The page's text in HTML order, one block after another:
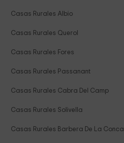
Casas Rurales Albio
Casas Rurales Querol
Casas Rurales Fores
Casas Rurales Passanant
Casas Rurales Cabra Del Camp
Casas Rurales Solivella
Casas Rurales Barbera De La Conca